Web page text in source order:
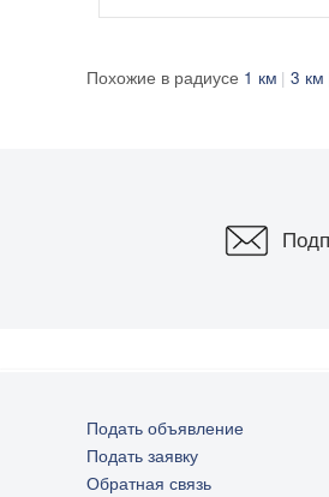
Похожие в радиусе 1 км 3 км
Подать объявление
Подать заявку
Обратная связь